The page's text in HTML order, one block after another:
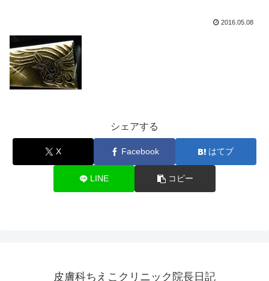
2016.05.08
シェアする
X Facebook はてブ
LINE コピー
皮膚科ちえこクリニック院長日記